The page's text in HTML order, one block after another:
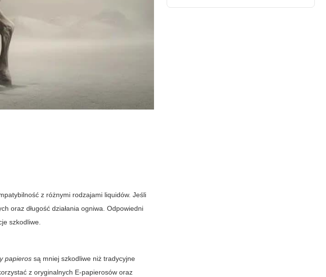
z różnymi rodzajami liquidów. Jeśli
oraz długość działania ogniwa. Odpowiedni
szkodliwe.
papieros są mniej szkodliwe niż tradycyjne
z oryginalnych E-papierosów oraz